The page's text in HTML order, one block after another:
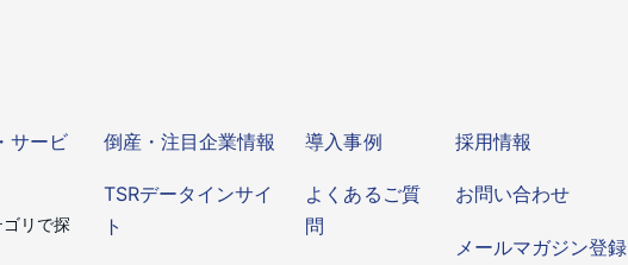
サービ
ゴリで探
倒産・注目企業情報
TSRデータインサイ
ト
導入事例
よくあるご質
問
採用情報
お問い合わせ
メールマガジン登録